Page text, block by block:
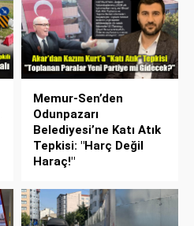
Memur-Sen’den
Odunpazarı
Belediyesi’ne Katı Atık
Tepkisi: "Harç Değil
Haraç!"